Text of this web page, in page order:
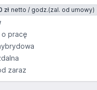
zł netto / godz.(zal. od umowy)
o pracę
zaraz